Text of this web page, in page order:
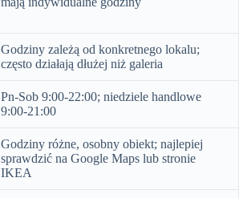
Godziny zależą od konkretnego lokalu;
często działają dłużej niż galeria
Pn-Sob 9:00-22:00; niedziele handlowe
9:00-21:00
Godziny różne, osobny obiekt; najlepiej
sprawdzić na Google Maps lub stronie
IKEA